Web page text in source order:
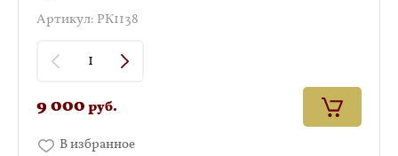
Артикул: РК1138
9 000руб.
В избранное